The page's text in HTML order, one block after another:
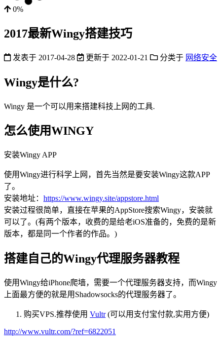
0%
2017最新Wingy搭建技巧
发表于 2017-04-28 更新于 2022-01-21 分类于 网络安全
Wingy是什么?
Wingy 是一个可以用来搭建科技上网的工具.
怎么使用WINGY
安装Wingy APP
使用Wingy进行科学上网，首先当然是要安装Wingy这款APP
了。
安装地址： https://www.wingy.site/appstore.html
安装过程很简单，直接在苹果的AppStore搜索Wingy，安装就
可以了。(有两个版本，收费的是给老iOS准备的，免费的是新
版本，都是同一个作者的作品。)
搭建自己的Wingy代理服务器教程
使用Wingy给iPhone爬墙，需要一个代理服务器支持，而Wingy
上面最方便的就是用Shadowsocks的代理服务器了。
购买VPS.推荐使用 Vultr(可以用支付宝付款,实用方便)
http://www.vultr.com/?ref=6822051